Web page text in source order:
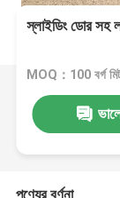
স্লাইডিং ডোর সহ
MOQ：100 বর্গ
পণ্যের বর্ণনা